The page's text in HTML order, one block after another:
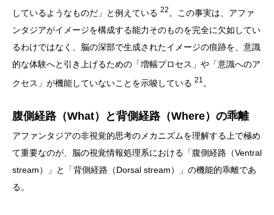
しているようなものだ」と例えている 22 。この事実は、アファ
ンタジアがイメージを構成する能力そのものを完全に欠如してい
るわけではなく、脳の深部で生成されたイメージの痕跡を、意識
的な体験へと引き上げるための「増幅プロセス」や「意識へのア
クセス」が機能していないことを示唆している 21 。
腹側経路（What）と背側経路（Where）の乖離
アファンタジアの非視覚的思考のメカニズムを理解する上で極め
て重要なのが、脳の視覚情報処理系における「腹側経路（Ventral
stream）」と「背側経路（Dorsal stream）」の機能的乖離であ
る。